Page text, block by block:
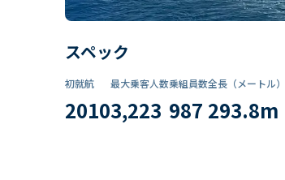
スペック
初就航
2010
最大乗客人数
3,223
乗組員数​
987
全長（メートル）
293.8m